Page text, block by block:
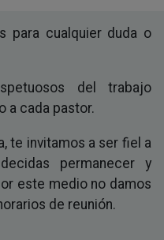
para cualquier duda o
del trabajo
a cada pastor.
te invitamos a ser fiel a
permanecer y
este medio no damos
de reunión.